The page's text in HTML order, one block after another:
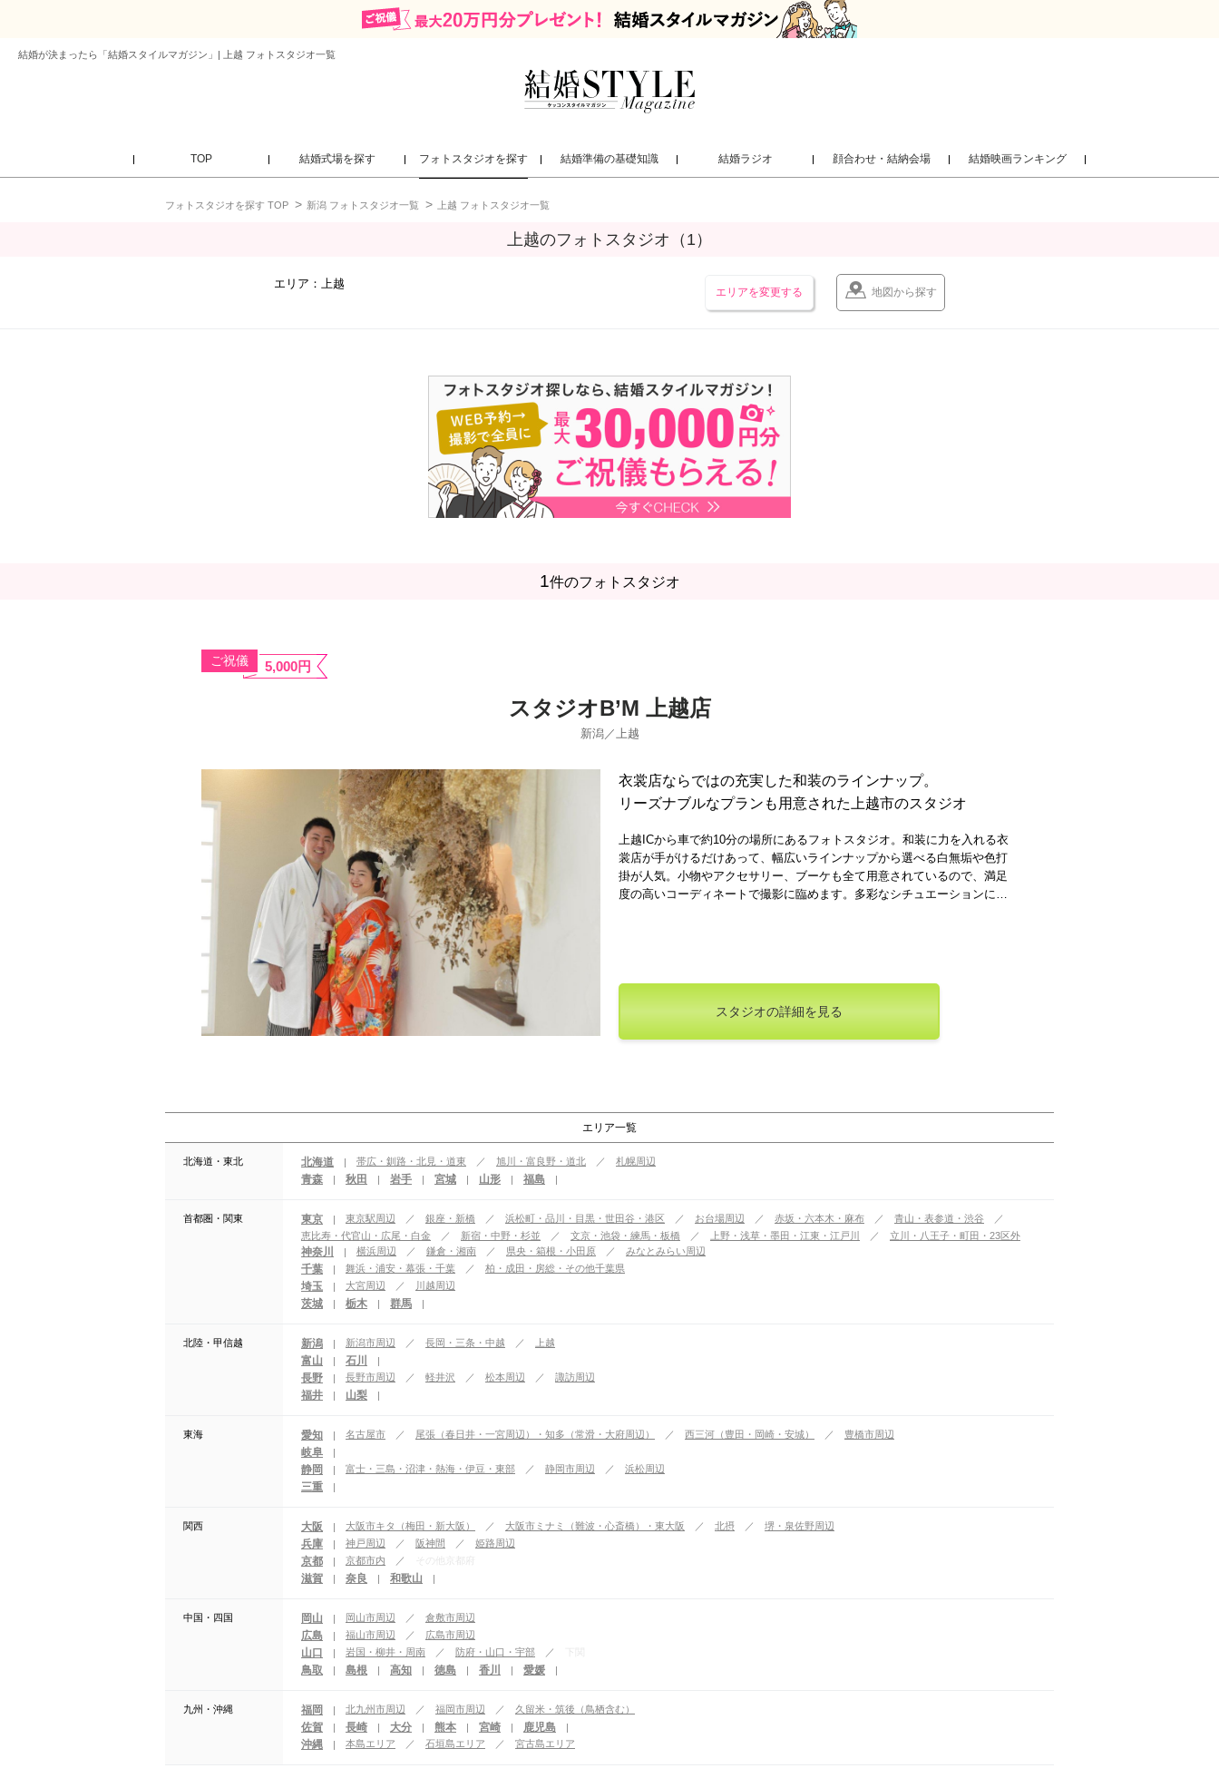
結婚が決まったら「結婚スタイルマガジン」| 上越 フォトスタジオ一覧
TOP 結婚式場を探す フォトスタジオを探す 結婚準備の基礎知識 結婚ラジオ 顔合わせ・結納会場 結婚映画ランキング
フォトスタジオを探す TOP 新潟 フォトスタジオ一覧 上越 フォトスタジオ一覧
上越のフォトスタジオ（1）
エリア： 上越
エリアを変更する 地図から探す
1件のフォトスタジオ
ご祝儀 5,000円
スタジオB’M 上越店
新潟／上越
衣裳店ならではの充実した和装のラインナップ。
リーズナブルなプランも用意された上越市のスタジオ
上越ICから車で約10分の場所にあるフォトスタジオ。和装に力を入れる衣
裳店が手がけるだけあって、幅広いラインナップから選べる白無垢や色打
掛が人気。小物やアクセサリー、ブーケも全て用意されているので、満足
度の高いコーディネートで撮影に臨めます。多彩なシチュエーションに対
スタジオの詳細を見る
エリア一覧
北海道・東北 北海道 | 帯広・釧路・北見・道東 旭川・富良野・道北 札幌周辺
青森 | 秋田 | 岩手 | 宮城 | 山形 | 福島 |
首都圏・関東 東京 | 東京駅周辺 銀座・新橋 浜松町・品川・目黒・世田谷・港区 お台場周辺 赤坂・六本木・麻布
青山・表参道・渋谷
恵比寿・代官山・広尾・白金
新宿・中野・杉並 文京・池袋・練馬・板橋 上野・浅草・墨田・江東・江戸川 立川・八王子・町田・23区外
神奈川 | 横浜周辺 鎌倉・湘南 県央・箱根・小田原 みなとみらい周辺
千葉 | 舞浜・浦安・幕張・千葉 柏・成田・房総・その他千葉県
埼玉 | 大宮周辺 川越周辺
茨城 | 栃木 | 群馬 |
北陸・甲信越 新潟 | 新潟市周辺 長岡・三条・中越 上越
富山 | 石川 |
長野 | 長野市周辺 軽井沢 松本周辺 諏訪周辺
福井 | 山梨 |
東海 愛知 | 名古屋市 尾張（春日井・一宮周辺）・知多（常滑・大府周辺） 西三河（豊田・岡崎・安城） 豊橋市周辺
岐阜 |
静岡 | 富士・三島・沼津・熱海・伊豆・東部 静岡市周辺 浜松周辺
三重 |
関西 大阪 | 大阪市キタ（梅田・新大阪） 大阪市ミナミ（難波・心斎橋）・東大阪 北摂 堺・泉佐野周辺
兵庫 | 神戸周辺 阪神間 姫路周辺
京都 | 京都市内 その他京都府
滋賀 | 奈良 | 和歌山 |
中国・四国 岡山 | 岡山市周辺 倉敷市周辺
広島 | 福山市周辺 広島市周辺
山口 | 岩国・柳井・周南 防府・山口・宇部
鳥取 | 島根 | 高知 | 徳島 | 香川 | 愛媛 |
九州・沖縄 福岡 | 北九州市周辺 福岡市周辺 久留米・筑後（鳥栖含む）
佐賀 | 長崎 | 大分 | 熊本 | 宮崎 | 鹿児島 |
沖縄 | 本島エリア 石垣島エリア 宮古島エリア